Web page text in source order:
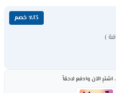
٪13 خصم
)
الآن وادفع لاحقاً